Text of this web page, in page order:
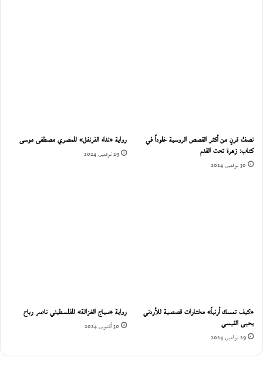
نصفُ قرنٍ من أكثر القصص الروسية خلوداً في
كتاب: زهرة تحت القدم
30 نوفمبر، 2024
رواية «نداء القرنفل» للمصري مصطفى موسى
29 نوفمبر، 2024
«كيف تمسك أرنباً» مختارات قصصية للأردني
يحيى القيسي
29 نوفمبر، 2024
رواية «سياج الغزالة» للفلسطيني ناصر رباح
30 أكتوبر، 2024